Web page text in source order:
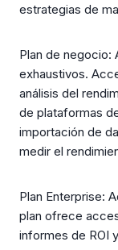
estrategias de
Plan de negocio:
exhaustivos.
análisis del
de plataformas
importación de
medir el
Plan Enterprise:
plan ofrece
informes de ROI